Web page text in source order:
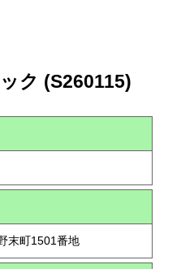
ク (S260115)
末町1501番地